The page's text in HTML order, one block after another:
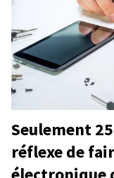
Seulement
réflexe de